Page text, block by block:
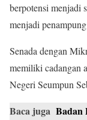
berpotensi menjadi
menjadi
Senada dengan
memiliki cadangan
Negeri Seumpun
Baca juga Badan